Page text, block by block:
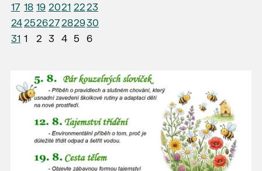
17 18 19 2021 2223
24252627282930
31 1 2 3 4 5 6